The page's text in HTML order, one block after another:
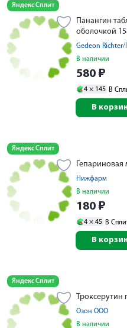
Яндекс Сплит
Панангин
оболочкой
Gedeon Richter/
В наличии
580 ₽
4 × 145 В
В
Яндекс Сплит
Гепариновая
Нижфарм
В наличии
180 ₽
4 × 45 В
В
Яндекс Сплит
Троксерутин
Озон ООО
В наличии